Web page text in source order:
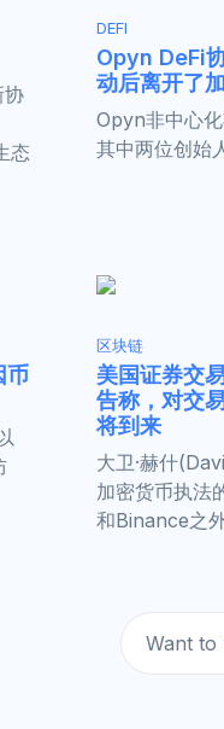
协
态
DEFI
Opyn DeFi
动后离开了
Opyn非中心
其中两位创始
币
区块链
美国证券交
告称，对交
将到来
大卫·赫什
加密货币执法
和Binance之
Want to